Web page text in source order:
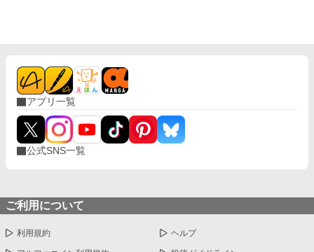
アプリ一覧
公式SNS一覧
ご利用について
利用規約 ヘルプ